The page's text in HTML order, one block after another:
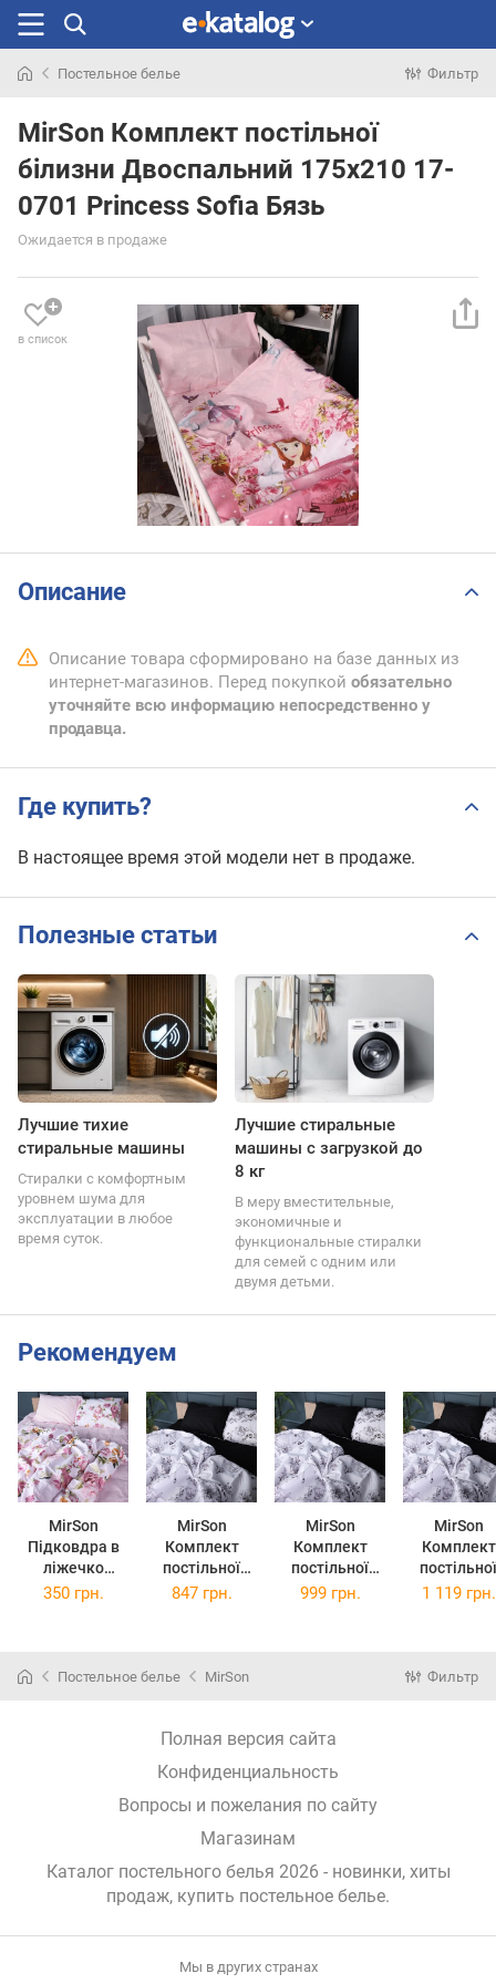
раньше
Постельное белье Фильтр
MirSon Комплект постільної
білизни Двоспальний 175х210 17-
0701 Princess Sofia Бязь
Ожидается в продаже
в список
Описание
Описание товара сформировано на базе данных из
интернет-магазинов. Перед покупкой обязательно
уточняйте всю информацию непосредственно у
продавца.
Где купить?
В настоящее время этой модели нет в продаже.
Полезные статьи
Лучшие тихие
стиральные машины
Стиралки с комфортным
уровнем шума для
эксплуатации в любое
время суток.
Лучшие стиральные
машины с загрузкой до
8 кг
В меру вместительные,
экономичные и
функциональные стиралки
для семей с одним или
двумя детьми.
Рекомендуем
MirSon
Підковдра в
ліжечко
дитяча
MirSon
Комплект
постільної
білизни Бязь
MirSon
Комплект
постільної
білизни Бязь
MirSon
Комплект
постільної
білизни
350 грн. 847 грн. 999 грн. 1 119 грн.
Постельное белье MirSon Фильтр
Полная версия сайта
Конфиденциальность
Вопросы и пожелания по сайту
Магазинам
Каталог постельного белья 2026 - новинки, хиты
продаж, купить постельное белье.
Мы в других странах